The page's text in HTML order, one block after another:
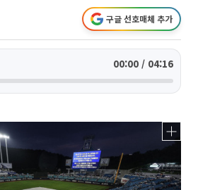
구글 선호매체 추가
00:00 / 04:16